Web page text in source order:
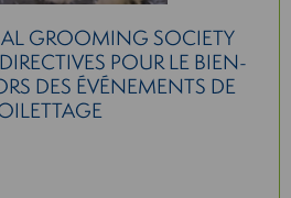
GROOMING SOCIETY
POUR LE BIEN-
DES ÉVÉNEMENTS DE